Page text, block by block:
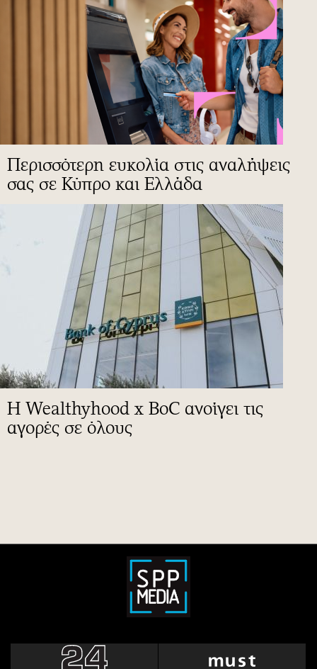
Περισσότερη ευκολία στις αναλήψεις
σας σε Κύπρο και Ελλάδα
Η Wealthyhood x BoC ανοίγει τις
αγορές σε όλους